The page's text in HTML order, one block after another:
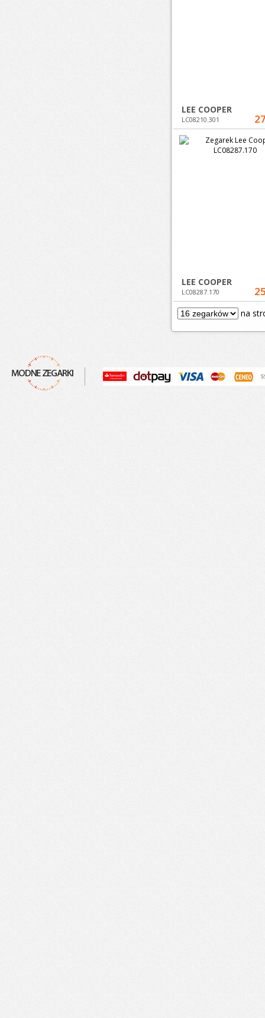
LEE COOPER
LC08210.301
LEE COOPER
LC08287.170
na